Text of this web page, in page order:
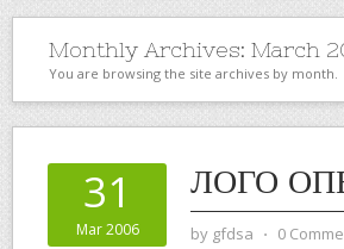
Monthly Archives: March
You are browsing the site archives by month.
31
Mar 2006
ЛОГО
by gfdsa ⋅ 0